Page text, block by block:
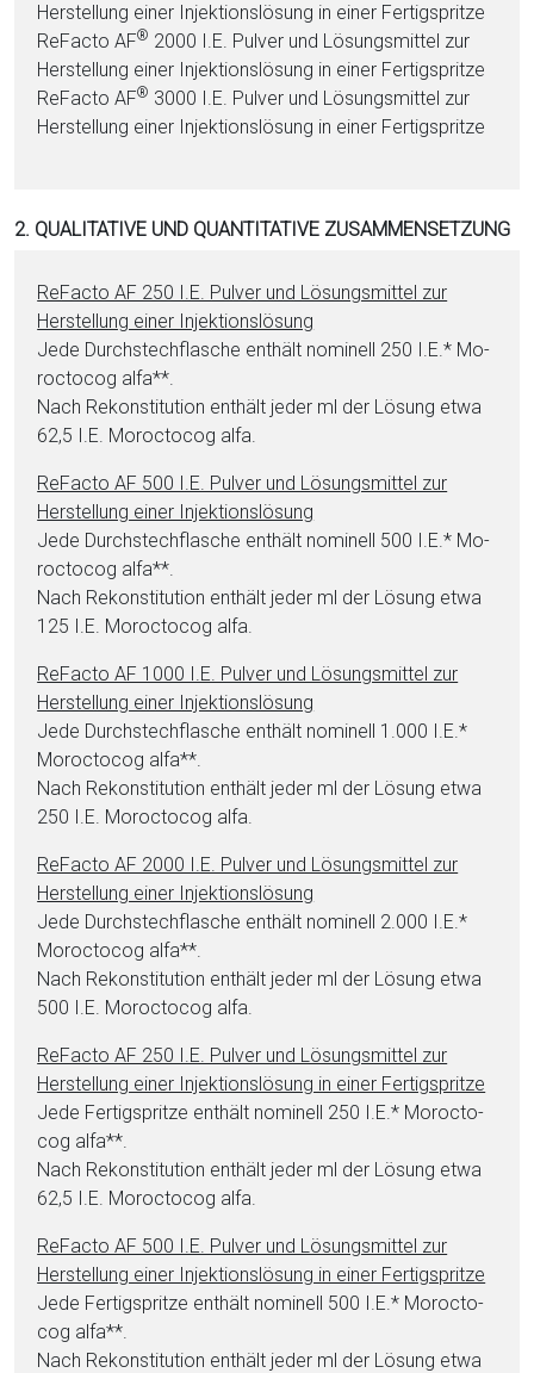
Herstellung ei­ner In­jektionslösung in ei­ner Fertigspritze
ReFacto AF® 2000 I.E. Pul­ver und Lö­sungs­mit­tel zur
Herstellung ei­ner In­jektionslösung in ei­ner Fertigspritze
ReFacto AF® 3000 I.E. Pul­ver und Lö­sungs­mit­tel zur
Herstellung ei­ner In­jektionslösung in ei­ner Fertigspritze
2. QUALITATIVE UND QUANTITATIVE ZUSAMMENSETZUNG
ReFacto AF 250 I.E. Pul­ver und Lö­sungs­mit­tel zur
Herstellung ei­ner In­jektionslösung
Jede Durchstechflasche enthält nominell 250 I.E.* Mo­
roc­to­cog al­fa**.
Nach Rekonstitution enthält jeder ml der Lö­sung et­wa
62,5 I.E. Mo­roc­to­cog al­fa.
ReFacto AF 500 I.E. Pul­ver und Lö­sungs­mit­tel zur
Herstellung ei­ner In­jektionslösung
Jede Durchstechflasche enthält nominell 500 I.E.* Mo­
roc­to­cog al­fa**.
Nach Rekonstitution enthält jeder ml der Lö­sung et­wa
125 I.E. Mo­roc­to­cog al­fa.
ReFacto AF 1000 I.E. Pul­ver und Lö­sungs­mit­tel zur
Herstellung ei­ner In­jektionslösung
Jede Durchstechflasche enthält nominell 1.000 I.E.*
Mo­roc­to­cog al­fa**.
Nach Rekonstitution enthält jeder ml der Lö­sung et­wa
250 I.E. Mo­roc­to­cog al­fa.
ReFacto AF 2000 I.E. Pul­ver und Lö­sungs­mit­tel zur
Herstellung ei­ner In­jektionslösung
Jede Durchstechflasche enthält nominell 2.000 I.E.*
Mo­roc­to­cog al­fa**.
Nach Rekonstitution enthält jeder ml der Lö­sung et­wa
500 I.E. Mo­roc­to­cog al­fa.
ReFacto AF 250 I.E. Pul­ver und Lö­sungs­mit­tel zur
Herstellung ei­ner In­jektionslösung in ei­ner Fertigspritze
Jede Fertigspritze enthält nominell 250 I.E.* Mo­roc­to­
cog al­fa**.
Nach Rekonstitution enthält jeder ml der Lö­sung et­wa
62,5 I.E. Mo­roc­to­cog al­fa.
ReFacto AF 500 I.E. Pul­ver und Lö­sungs­mit­tel zur
Herstellung ei­ner In­jektionslösung in ei­ner Fertigspritze
Jede Fertigspritze enthält nominell 500 I.E.* Mo­roc­to­
cog al­fa**.
Nach Rekonstitution enthält jeder ml der Lö­sung et­wa